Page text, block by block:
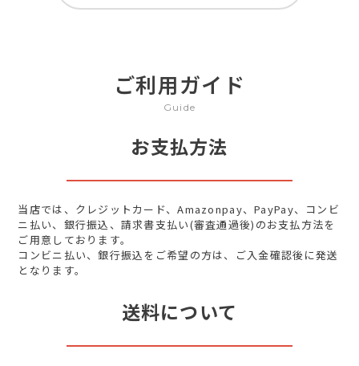
ご利用ガイド
Guide
お支払方法
当店では、クレジットカード、Amazonpay、PayPay、コンビ
ニ払い、銀行振込、請求書支払い(審査通過後)のお支払方法を
ご用意しております。
コンビニ払い、銀行振込をご希望の方は、ご入金確認後に発送
となります。
送料について